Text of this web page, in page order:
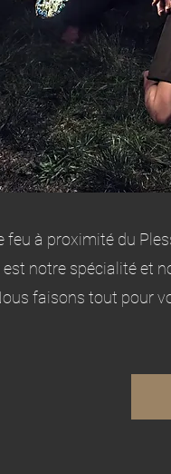
feu à proximité du
notre spécialité et
faisons tout pour